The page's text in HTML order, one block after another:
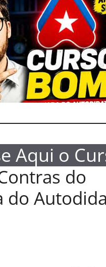
Aqui o
do
do